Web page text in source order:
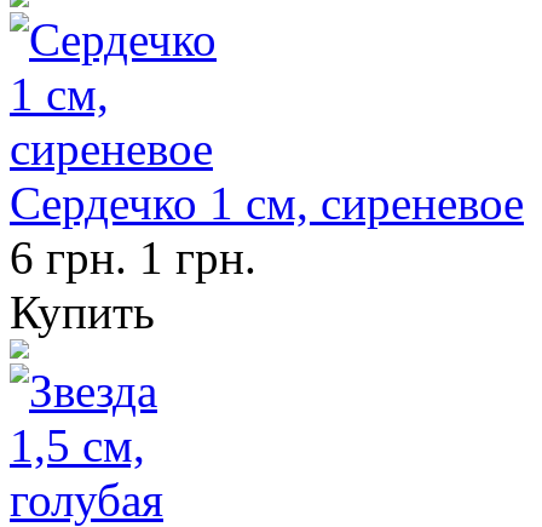
Сердечко 1 см, сиреневое
6 грн. 1 грн.
Купить